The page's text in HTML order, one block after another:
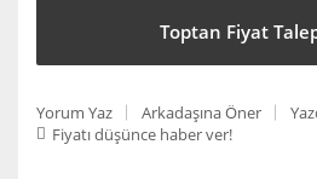
Toptan Fiyat
Yorum Yaz Arkadaşına Öner
Fiyatı düşünce haber ver!